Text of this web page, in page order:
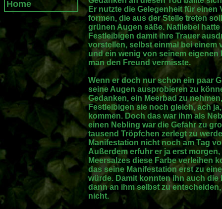
Home
Er nutzte die Gelegenheit für einen
formen, die aus der Stelle treten
grünen Augen säße. Nafilebel
Festleibigen damit ihre Trauer
vorstellen, selbst einmal bei
und ein wenig von seinem eigenen
man den Freund vermisste.
Wenn er doch nur schon ein paar
seine Augen ausprobieren zu
Gedanken, ein Meerbad zu
Festleibigen sie noch gleich, ach
kommen. Doch das war ihm als
einen Nebling war die Gefahr zu
tausend Tröpfchen zerlegt zu
Manifestation nicht noch am Tag
Außerdem erfuhr er ja erst
Meersalzes diese Farbe verleihen
das seine Manifestation erst zu
würde. Damit konnten ihn auch
dann an ihm selbst zu
nicht.